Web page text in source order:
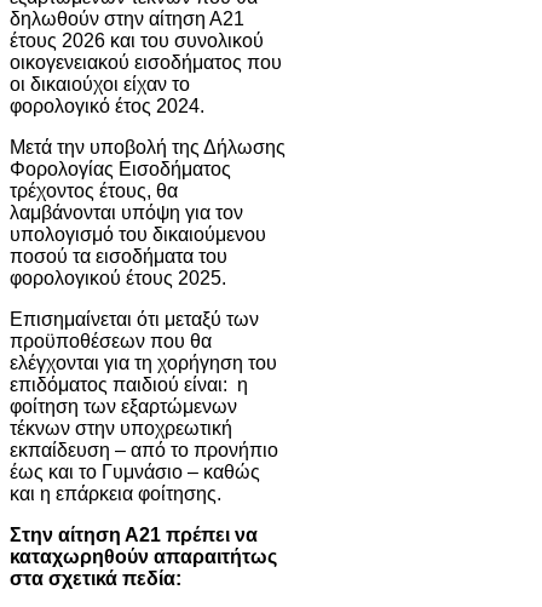
δηλωθούν στην αίτηση Α21
έτους 2026 και του συνολικού
οικογενειακού εισοδήματος που
οι δικαιούχοι είχαν το
φορολογικό έτος 2024.
Μετά την υποβολή της Δήλωσης
Φορολογίας Εισοδήματος
τρέχοντος έτους, θα
λαμβάνονται υπόψη για τον
υπολογισμό του δικαιούμενου
ποσού τα εισοδήματα του
φορολογικού έτους 2025.
Επισημαίνεται ότι μεταξύ των
προϋποθέσεων που θα
ελέγχονται για τη χορήγηση του
επιδόματος παιδιού είναι: η
φοίτηση των εξαρτώμενων
τέκνων στην υποχρεωτική
εκπαίδευση – από το προνήπιο
έως και το Γυμνάσιο – καθώς
και η επάρκεια φοίτησης.
Στην αίτηση Α21 πρέπει να
καταχωρηθούν απαραιτήτως
στα σχετικά πεδία: